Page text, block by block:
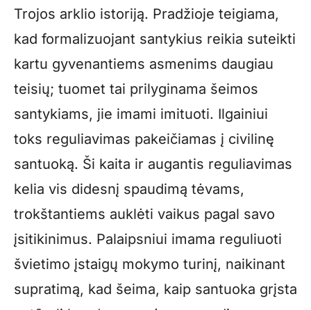
Trojos arklio istoriją. Pradžioje teigiama,
kad formalizuojant santykius reikia suteikti
kartu gyvenantiems asmenims daugiau
teisių; tuomet tai prilyginama šeimos
santykiams, jie imami imituoti. Ilgainiui
toks reguliavimas pakeičiamas į civilinę
santuoką. Ši kaita ir augantis reguliavimas
kelia vis didesnį spaudimą tėvams,
trokštantiems auklėti vaikus pagal savo
įsitikinimus. Palaipsniui imama reguliuoti
švietimo įstaigų mokymo turinį, naikinant
supratimą, kad šeima, kaip santuoka grįsta